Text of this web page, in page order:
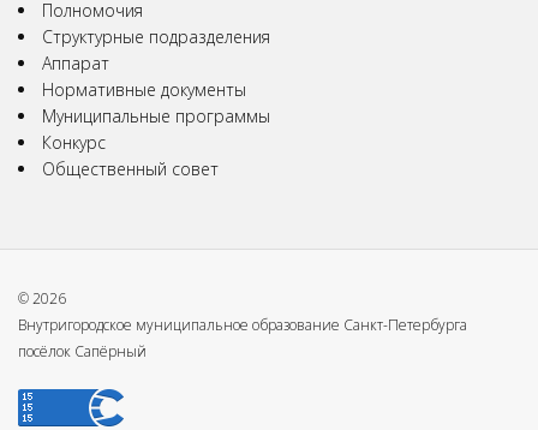
Полномочия
Структурные подразделения
Аппарат
Нормативные документы
Муниципальные программы
Конкурс
Общественный совет
© 2026
Внутригородское муниципальное образование Санкт-Петербурга
посёлок Сапёрный